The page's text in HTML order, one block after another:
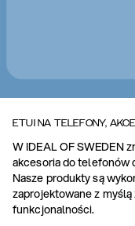
ETUI NA TELEFONY,
W IDEAL OF SWEDEN
akcesoria do telefonów
Nasze produkty są
zaprojektowane z
funkcjonalności.